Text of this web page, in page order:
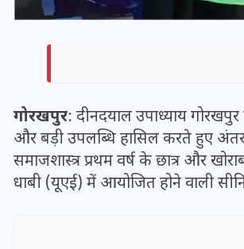
गोरखपुर: दीनदयाल उपाध्याय गोरखपुर
और बड़ी उपलब्धि हासिल करते हुए
समाजशास्त्र प्रथम वर्ष के छात्र और
धाबी (यूएई) में आयोजित होने वाली